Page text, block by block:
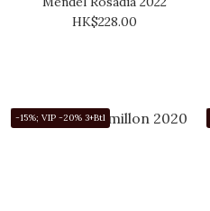
HK$228.00
-15%; VIP -20% 3+Btl